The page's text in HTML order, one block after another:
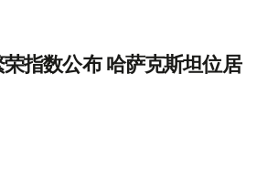
指数公布 哈萨克斯坦位居